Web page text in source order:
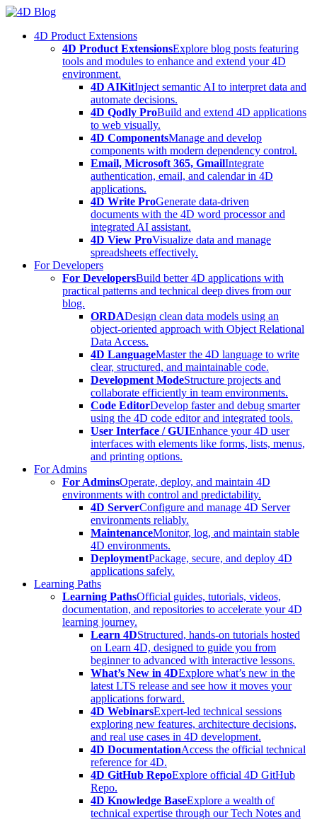
Skip
content4D Product Extensions
4D Product ExtensionsExplore blog posts featuring
tools and modules to enhance and extend your 4D
environment.
4D AIKitInject semantic AI to interpret data and
automate decisions.
4D Qodly ProBuild and extend 4D applications
to web visually.
4D ComponentsManage and develop
components with modern dependency control.
Email, Microsoft 365, GmailIntegrate
authentication, email, and calendar in 4D
applications.
4D Write ProGenerate data-driven
documents with the 4D word processor and
integrated AI assistant.
4D View ProVisualize data and manage
spreadsheets effectively.
For Developers
For DevelopersBuild better 4D applications with
practical patterns and technical deep dives from our
blog.
ORDADesign clean data models using an
object-oriented approach with Object Relational
Data Access.
4D LanguageMaster the 4D language to write
clear, structured, and maintainable code.
Development ModeStructure projects and
collaborate efficiently in team environments.
Code EditorDevelop faster and debug smarter
using the 4D code editor and integrated tools.
User Interface / GUIEnhance your 4D user
interfaces with elements like forms, lists, menus,
and printing options.
For Admins
For AdminsOperate, deploy, and maintain 4D
environments with control and predictability.
4D ServerConfigure and manage 4D Server
environments reliably.
MaintenanceMonitor, log, and maintain stable
4D environments.
DeploymentPackage, secure, and deploy 4D
applications safely.
Learning Paths
Learning PathsOfficial guides, tutorials, videos,
documentation, and repositories to accelerate your 4D
learning journey.
Learn 4DStructured, hands-on tutorials hosted
on Learn 4D, designed to guide you from
beginner to advanced with interactive lessons.
What’s New in 4DExplore what’s new in the
latest LTS release and see how it moves your
applications forward.
4D WebinarsExpert-led technical sessions
exploring new features, architecture decisions,
and real use cases in 4D development.
4D DocumentationAccess the official technical
reference for 4D.
4D GitHub RepoExplore official 4D GitHub
Repo.
4D Knowledge BaseExplore a wealth of
technical expertise through our Tech Notes and